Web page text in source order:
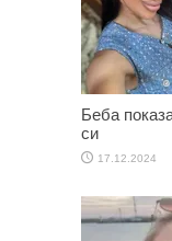
Беба
си
17.12.2024